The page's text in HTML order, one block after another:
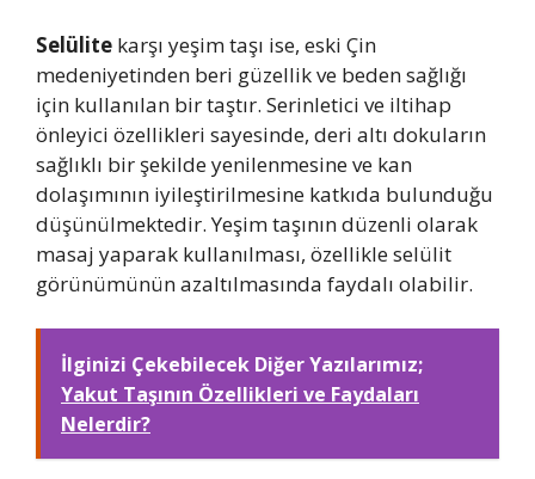
Selülite karşı yeşim taşı ise, eski Çin
medeniyetinden beri güzellik ve beden sağlığı
için kullanılan bir taştır. Serinletici ve iltihap
önleyici özellikleri sayesinde, deri altı dokuların
sağlıklı bir şekilde yenilenmesine ve kan
dolaşımının iyileştirilmesine katkıda bulunduğu
düşünülmektedir. Yeşim taşının düzenli olarak
masaj yaparak kullanılması, özellikle selülit
görünümünün azaltılmasında faydalı olabilir.
İlginizi Çekebilecek Diğer Yazılarımız;
Yakut Taşının Özellikleri ve Faydaları
Nelerdir?